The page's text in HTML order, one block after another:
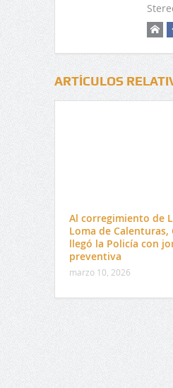
ARTÍCULOS
Al corregimiento de
Loma de Calenturas,
llegó la Policía con
preventiva
marzo 10, 2026